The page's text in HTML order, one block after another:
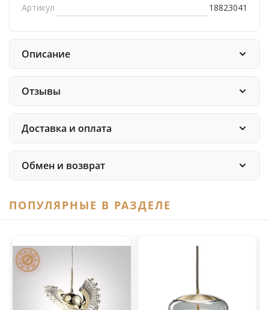
Артикул
18823041
Описание
Отзывы
Доставка и оплата
Обмен и возврат
ПОПУЛЯРНЫЕ В РАЗДЕЛЕ